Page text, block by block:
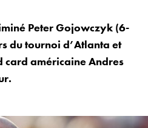
Peter Gojowczyk (6-
du tournoi d’Atlanta et
américaine Andres